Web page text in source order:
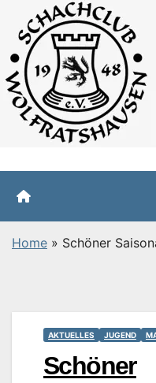
springen
Home » Schöner
AKTUELLES JUGEND
Schöner